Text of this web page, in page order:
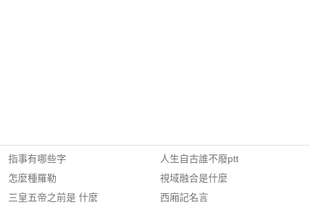
指事有哪些字
怎麼種羅勒
三皇五帝之前是 什麼
人生自古誰不廢ptt
視域融合是什麼
西廂記名言